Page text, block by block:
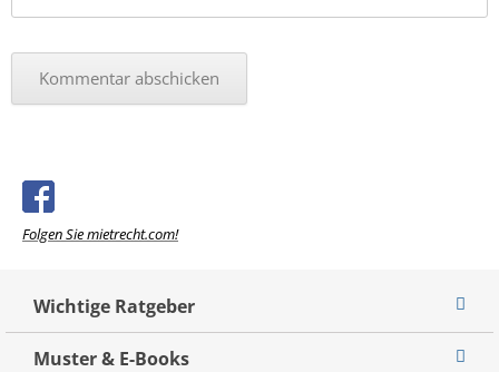
Folgen Sie mietrecht.com!
Wichtige Ratgeber
Muster & E-Books